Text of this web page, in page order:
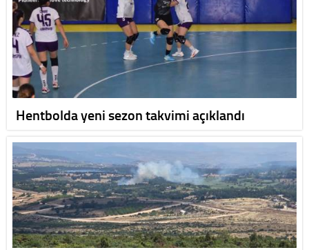
Hentbolda yeni sezon takvimi açıklandı